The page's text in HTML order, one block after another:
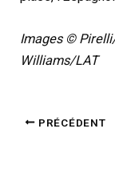
Images ©
Williams/LAT
PRÉCÉDENT